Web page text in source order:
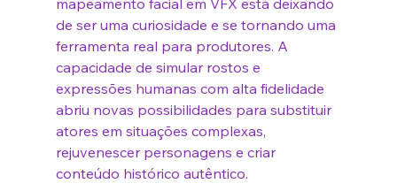
mapeamento facial em VFX está deixando
de ser uma curiosidade e se tornando uma
ferramenta real para produtores. A
capacidade de simular rostos e
expressões humanas com alta fidelidade
abriu novas possibilidades para substituir
atores em situações complexas,
rejuvenescer personagens e criar
conteúdo histórico autêntico.